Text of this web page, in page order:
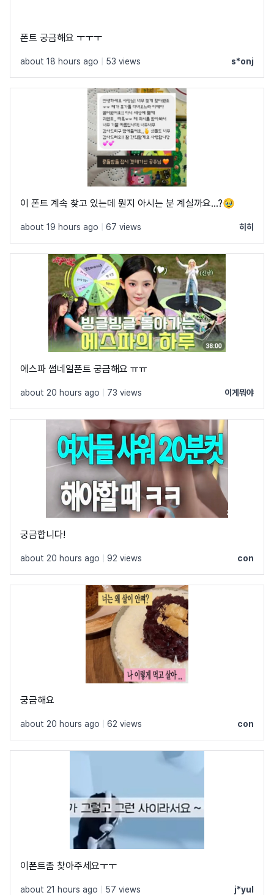
폰트 궁금해요 ㅜㅜㅜ
about 18 hours ago 53 views s*onj
이 폰트 계속 찾고 있는데 뭔지 아시는 분 계실까요...?🥹
about 19 hours ago 67 views 히히
에스파 썸네일폰트 궁금해요 ㅠㅠ
about 20 hours ago 73 views 이게뭐야
궁금합니다!
about 20 hours ago 92 views con
궁금해요
about 20 hours ago 62 views con
이폰트좀 찾아주세요ㅜㅜ
about 21 hours ago 57 views j*yul